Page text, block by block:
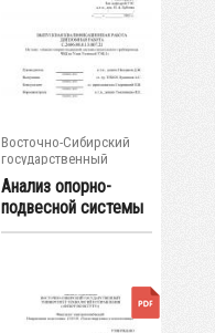
Восточно-Сибирский
государственный
университет...
Анализ опорно-
подвесной системы
питательного...